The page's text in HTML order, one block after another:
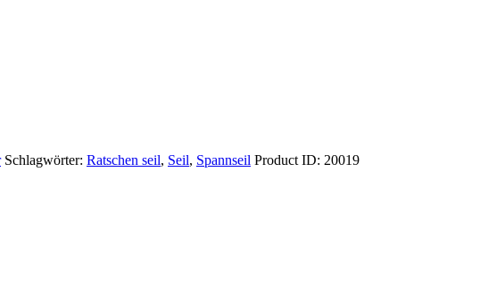
Schlagwörter: Ratschen seil, Seil, Spannseil Product ID: 20019